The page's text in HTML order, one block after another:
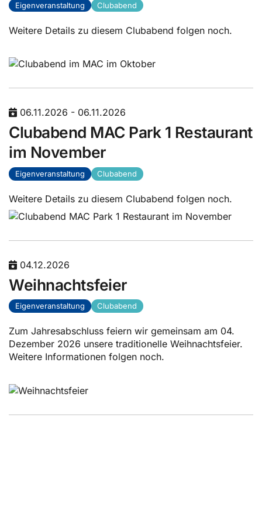
Eigenveranstaltung Clubabend
Weitere Details zu diesem Clubabend folgen noch.
06.11.2026 - 06.11.2026
Clubabend MAC Park 1 Restaurant
im November
Eigenveranstaltung Clubabend
Weitere Details zu diesem Clubabend folgen noch.
04.12.2026
Weihnachtsfeier
Eigenveranstaltung Clubabend
Zum Jahresabschluss feiern wir gemeinsam am 04.
Dezember 2026 unsere traditionelle Weihnachtsfeier.
Weitere Informationen folgen noch.